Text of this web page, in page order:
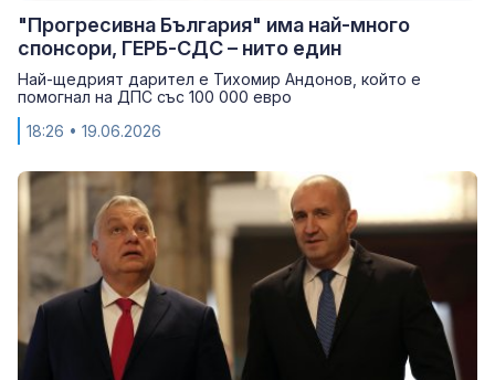
"Прогресивна България" има най-много
спонсори, ГЕРБ-СДС – нито един
Най-щедрият дарител е Тихомир Андонов, който е
помогнал на ДПС със 100 000 евро
18:26 • 19.06.2026